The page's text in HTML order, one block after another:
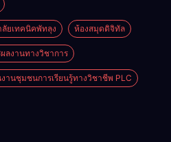
ยเทคนิคพัทลุง ห้องสมุดดิจิทัล
ผลงานทางวิชาการ
านชุมชนการเรียนรู้ทางวิชาชีพ PLC